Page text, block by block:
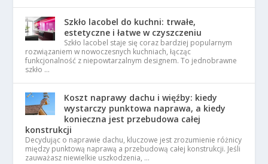
Szkło lacobel do kuchni: trwałe,
estetyczne i łatwe w czyszczeniu
Szkło lacobel staje się coraz bardziej popularnym
rozwiązaniem w nowoczesnych kuchniach, łącząc
funkcjonalność z niepowtarzalnym designem. To jednobrawne
szkło …
Koszt naprawy dachu i więźby: kiedy
wystarczy punktowa naprawa, a kiedy
konieczna jest przebudowa całej
konstrukcji
Decydując o naprawie dachu, kluczowe jest zrozumienie różnicy
między punktową naprawą a przebudową całej konstrukcji. Jeśli
zauważasz niewielkie uszkodzenia, …